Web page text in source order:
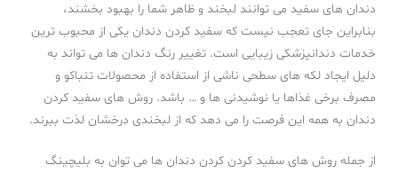
دندان های سفید می توانند لبخند و ظاهر شما را بهبود بخشند،
بنابراین جای تعجب نیست که سفید کردن دندان یکی از محبوب ترین
خدمات دندانپزشکی زیبایی است. تغییر رنگ دندان ها می تواند به
دلیل ایجاد لکه های سطحی ناشی از استفاده از محصولات تنباکو و
مصرف برخی غذاها یا نوشیدنی ها و … باشد. روش های سفید کردن
دندان به همه این فرصت را می دهد که از لبخندی درخشان لذت ببرند.
از جمله روش های سفید کردن کردن دندان ها می توان به بلیچینگ